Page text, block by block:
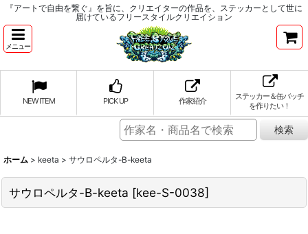
『アートで自由を繋ぐ』を旨に、クリエイターの作品を、ステッカーとして世に
届けているフリースタイルクリエイション
メニュー
NEW ITEM PICK UP 作家紹介
ステッカー＆缶バッチ
を作りたい！
ホーム > keeta > サウロペルタ-B-keeta
サウロペルタ-B-keeta [kee-S-0038]